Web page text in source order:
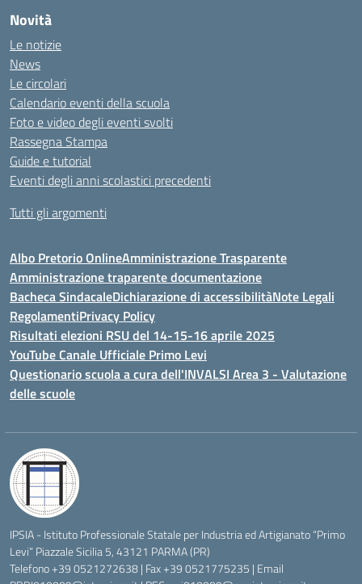
Novità
Le notizie
News
Le circolari
Calendario eventi della scuola
Foto e video degli eventi svolti
Rassegna Stampa
Guide e tutorial
Eventi degli anni scolastici precedenti
Tutti gli argomenti
Albo Pretorio OnlineAmministrazione Trasparente
Amministrazione traparente documentazione
Bacheca SindacaleDichiarazione di accessibilitàNote Legali
RegolamentiPrivacy Policy
Risultati elezioni RSU del 14-15-16 aprile 2025
YouTube Canale Ufficiale Primo Levi
Questionario scuola a cura dell'INVALSI Area 3 - Valutazione
delle scuole
IPSIA - Istituto Professionale Statale per Industria ed Artigianato “Primo
Levi” Piazzale Sicilia 5, 43121 PARMA (PR)
Telefono +39 0521272638 | Fax +39 0521775235 | Email